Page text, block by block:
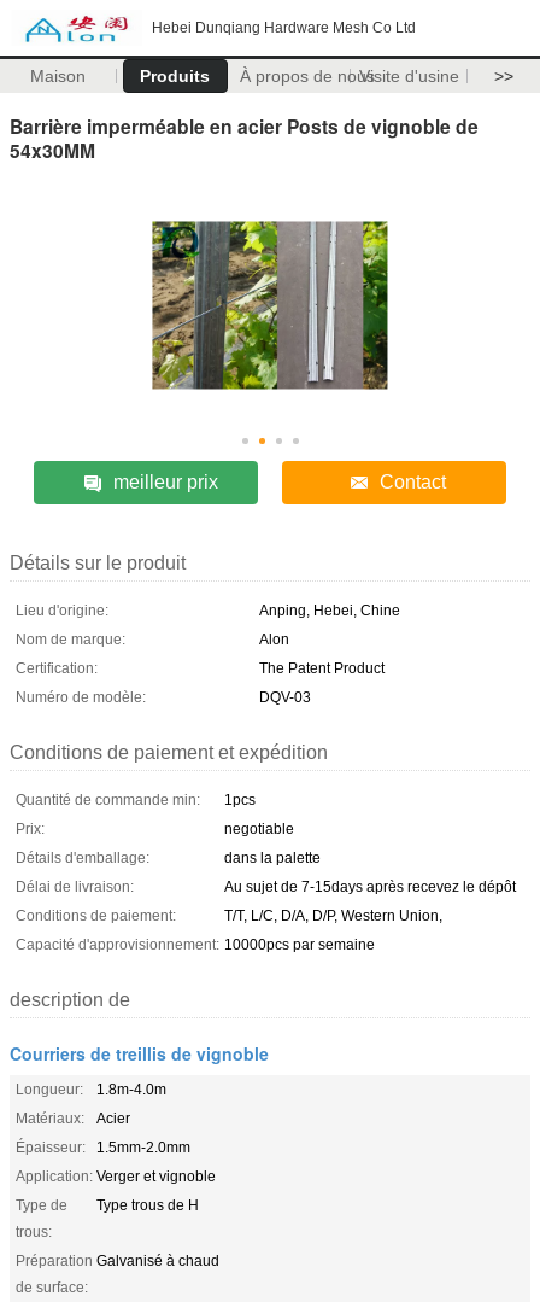
Hebei Dunqiang Hardware Mesh Co Ltd
Maison Produits À propos de nousVisite d'usine >>
Barrière imperméable en acier Posts de vignoble de
54x30MM
meilleur prix Contact
Détails sur le produit
Lieu d'origine:
Anping, Hebei, Chine
Nom de marque:
Alon
Certification:
The Patent Product
Numéro de modèle:
DQV-03
Conditions de paiement et expédition
Quantité de commande min:
1pcs
Prix:
negotiable
Détails d'emballage:
dans la palette
Délai de livraison:
Au sujet de 7-15days après recevez le dépôt
Conditions de paiement:
T/T, L/C, D/A, D/P, Western Union,
Capacité d'approvisionnement: 10000pcs par semaine
description de
Courriers de treillis de vignoble
Longueur:
1.8m-4.0m
Matériaux:
Acier
Épaisseur:
1.5mm-2.0mm
Application: Verger et vignoble
Type de
trous:
Type trous de H
Préparation
de surface:
Galvanisé à chaud